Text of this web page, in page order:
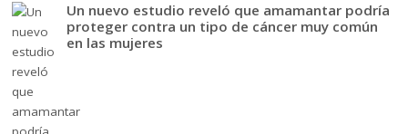
Un nuevo estudio reveló que amamantar podría
proteger contra un tipo de cáncer muy común
en las mujeres